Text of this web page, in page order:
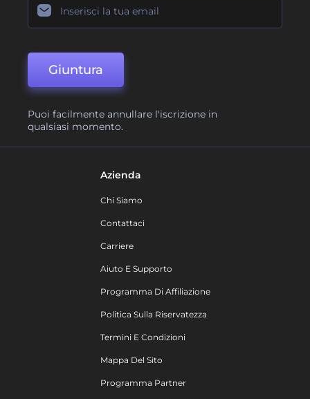
Giuntura
Puoi facilmente annullare l'iscrizione in
qualsiasi momento.
Azienda
Chi Siamo
Contattaci
Carriere
Aiuto E Supporto
Programma Di Affiliazione
Politica Sulla Riservatezza
Termini E Condizioni
Mappa Del Sito
Programma Partner